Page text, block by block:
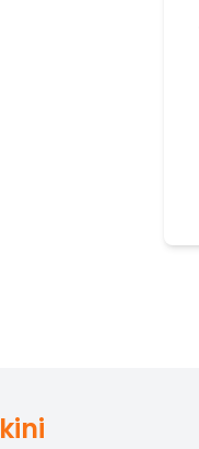
kini